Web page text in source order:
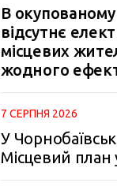
В
відсутнє
місцевих
жодного
7 СЕРПНЯ 2026
У
Місцевий план